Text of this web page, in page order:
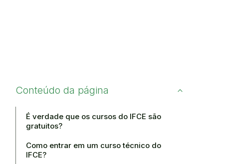
Conteúdo da página
É verdade que os cursos do IFCE são
gratuitos?
Como entrar em um curso técnico do
IFCE?